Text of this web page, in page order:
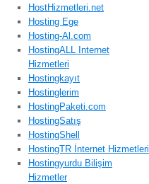
HostHizmetleri.net
Hosting Ege
Hosting-Al.com
HostingALL Internet
Hizmetleri
Hostingkayıt
Hostinglerim
HostingPaketi.com
HostingSatış
HostingShell
HostingTR İnternet Hizmetleri
Hostingyurdu Bilişim
Hizmetler